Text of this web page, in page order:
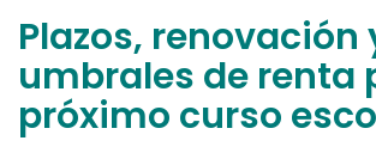
Plazos, renovación
umbrales de renta
próximo curso